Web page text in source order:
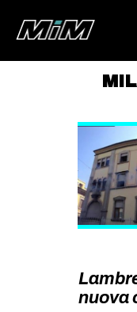
nuova